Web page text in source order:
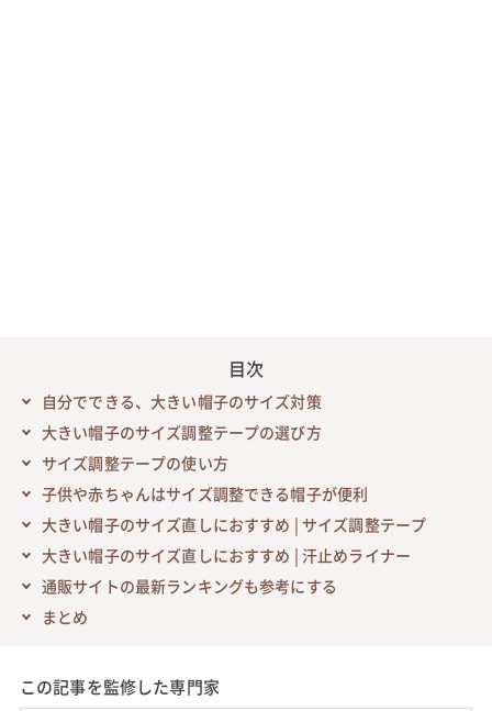
目次
自分でできる、大きい帽子のサイズ対策
大きい帽子のサイズ調整テープの選び方
サイズ調整テープの使い方
子供や赤ちゃんはサイズ調整できる帽子が便利
大きい帽子のサイズ直しにおすすめ | サイズ調整テープ
大きい帽子のサイズ直しにおすすめ | 汗止めライナー
通販サイトの最新ランキングも参考にする
まとめ
この記事を監修した専門家